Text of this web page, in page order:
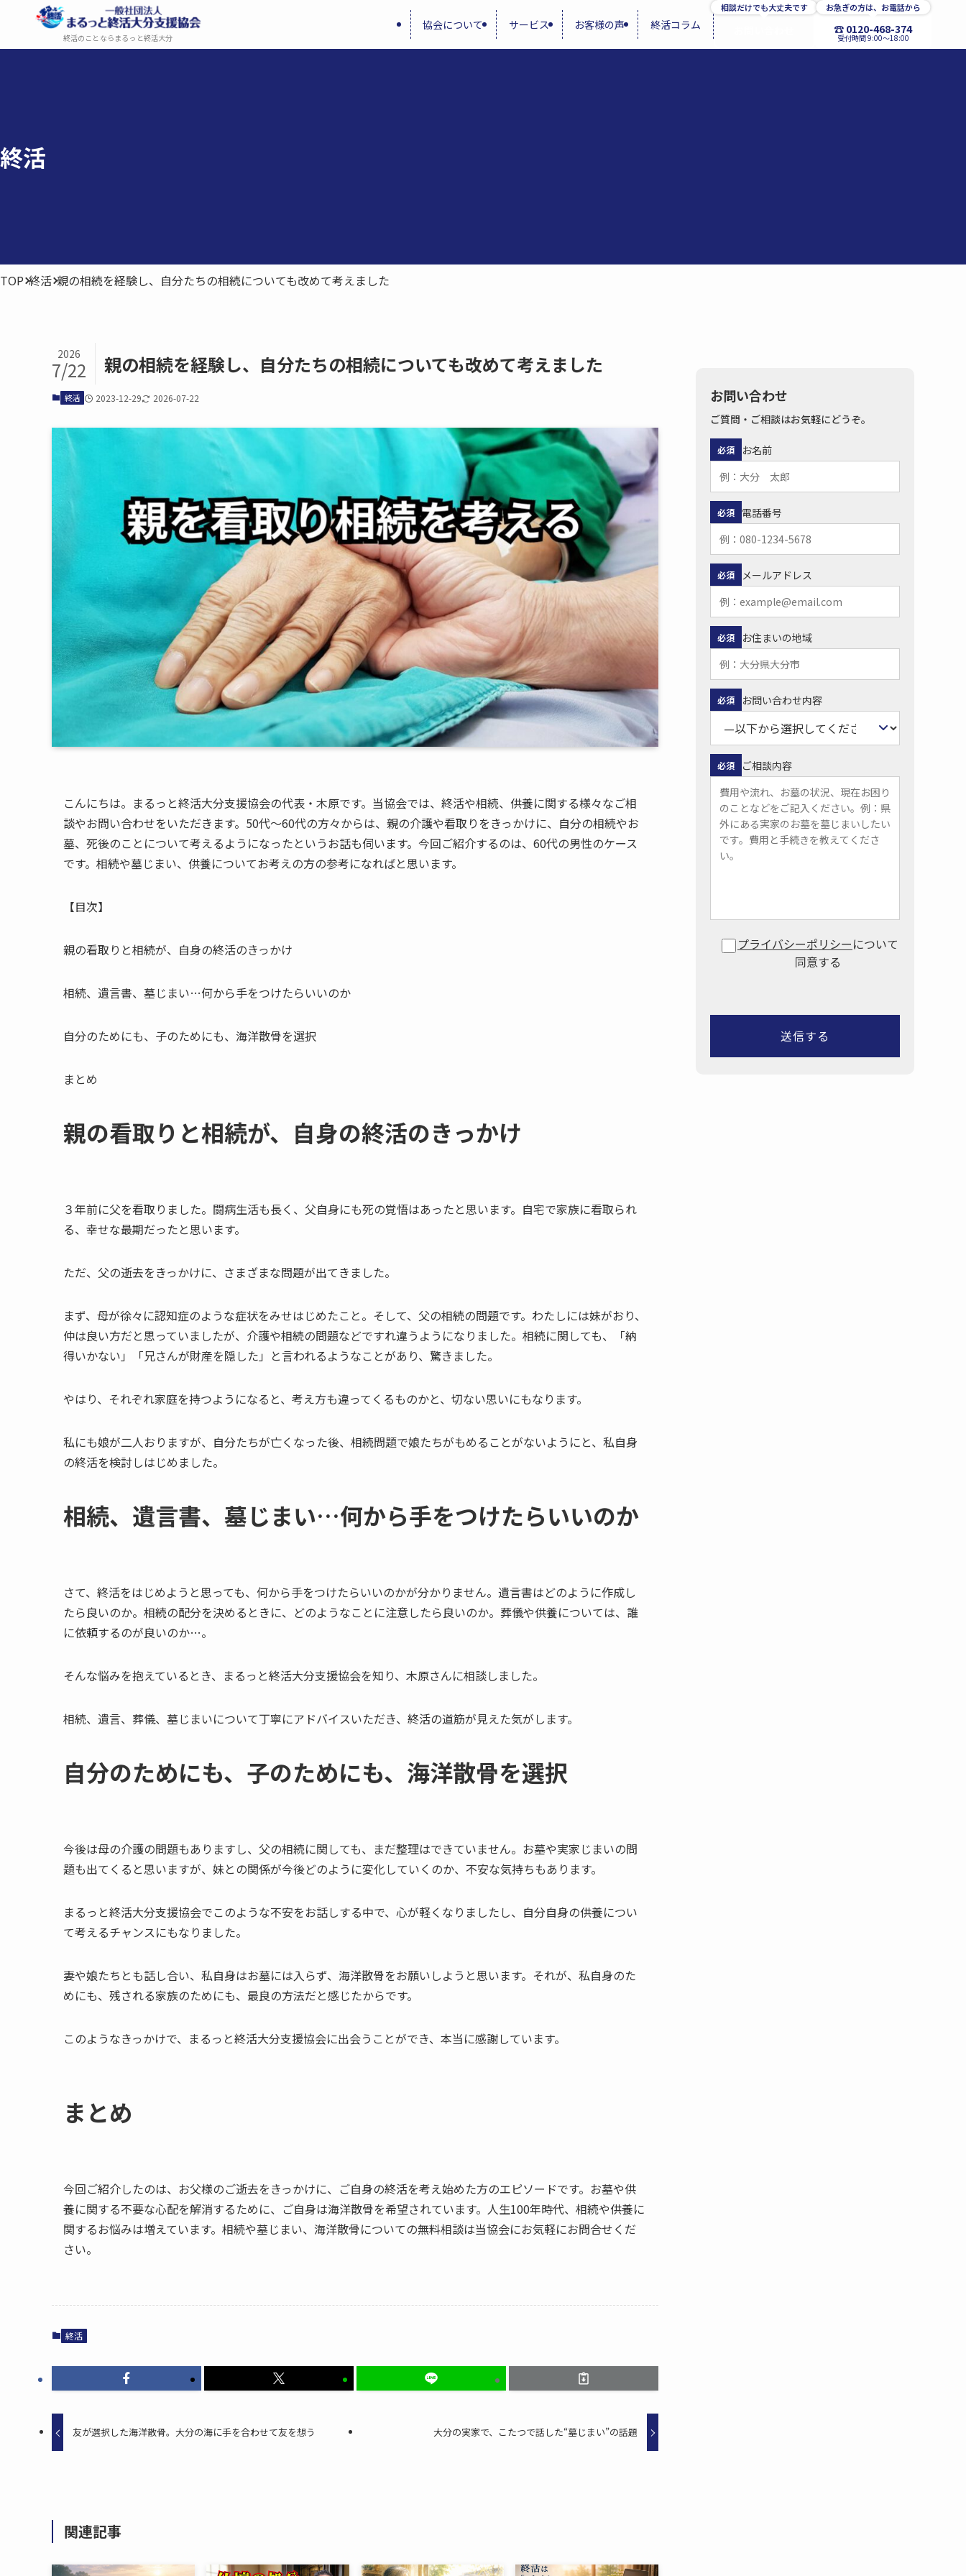
終活のことならまるっと終活大分
協会について サービス お客様の声 終活コラム
相談だけでも大丈夫です お急ぎの方は、お電話から
☎ 0120-468-374
受付時間 9:00〜18:00
終活
TOP 終活 親の相続を経験し、自分たちの相続についても改めて考えました
親の​相続を​経験し、​自分たちの​相続に​ついても​改めて​考えました
2026
7/22
終活 2023-12-29 2026-07-22
こんにちは。まるっと終活大分支援協会の代表・木原です。当協会では、終活や相続、供養に関する様々なご相
談やお問い合わせをいただきます。50代～60代の方々からは、親の介護や看取りをきっかけに、自分の相続やお
墓、死後のことについて考えるようになったというお話も伺います。今回ご紹介するのは、60代の男性のケース
です。相続や墓じまい、供養についてお考えの方の参考になればと思います。
【目次】
親の看取りと相続が、自身の終活のきっかけ
相続、遺言書、墓じまい…何から手をつけたらいいのか
自分のためにも、子のためにも、海洋散骨を選択
まとめ
親の​看取りと​相続が、​自身の​終活の​きっかけ
３年前に父を看取りました。闘病生活も長く、父自身にも死の覚悟はあったと思います。自宅で家族に看取られ
る、幸せな最期だったと思います。
ただ、父の逝去をきっかけに、さまざまな問題が出てきました。
まず、母が徐々に認知症のような症状をみせはじめたこと。そして、父の相続の問題です。わたしには妹がおり、
仲は良い方だと思っていましたが、介護や相続の問題などですれ違うようになりました。相続に関しても、「納
得いかない」「兄さんが財産を隠した」と言われるようなことがあり、驚きました。
やはり、それぞれ家庭を持つようになると、考え方も違ってくるものかと、切ない思いにもなります。
私にも娘が二人おりますが、自分たちが亡くなった後、相続問題で娘たちがもめることがないようにと、私自身
の終活を検討しはじめました。
相続、​遺言書、​墓じまい…​何から​手を​つけたら​いいのか
さて、終活をはじめようと思っても、何から手をつけたらいいのかが分かりません。遺言書はどのように作成し
たら良いのか。相続の配分を決めるときに、どのようなことに注意したら良いのか。葬儀や供養については、誰
に依頼するのが良いのか…。
そんな悩みを抱えているとき、まるっと終活大分支援協会を知り、木原さんに相談しました。
相続、遺言、葬儀、墓じまいについて丁寧にアドバイスいただき、終活の道筋が見えた気がします。
自分の​ためにも、​子の​ためにも、​海洋散骨を​選択
今後は母の介護の問題もありますし、父の相続に関しても、まだ整理はできていません。お墓や実家じまいの問
題も出てくると思いますが、妹との関係が今後どのように変化していくのか、不安な気持ちもあります。
まるっと終活大分支援協会でこのような不安をお話しする中で、心が軽くなりましたし、自分自身の供養につい
て考えるチャンスにもなりました。
妻や娘たちとも話し合い、私自身はお墓には入らず、海洋散骨をお願いしようと思います。それが、私自身のた
めにも、残される家族のためにも、最良の方法だと感じたからです。
このようなきっかけで、まるっと終活大分支援協会に出会うことができ、本当に感謝しています。
まとめ
今回ご紹介したのは、お父様のご逝去をきっかけに、ご自身の終活を考え始めた方のエピソードです。お墓や供
養に関する不要な心配を解消するために、ご自身は海洋散骨を希望されています。人生100年時代、相続や供養に
関するお悩みは増えています。相続や墓じまい、海洋散骨についての無料相談は当協会にお気軽にお問合せくだ
さい。
終活
友が​選択した​海洋散骨。​大分の​海に​手を​合わせて​友を​想う 大分の​実家で、​こたつで​話した​“墓じまい”の​話題
関連記事
お問い合わせ
ご質問・ご相談はお気軽にどうぞ。
お名前
必須
電話番号
必須
メールアドレス
必須
お住まいの地域
必須
お問い合わせ内容
必須
ご相談内容
必須
プライバシーポリシーについて
同意する